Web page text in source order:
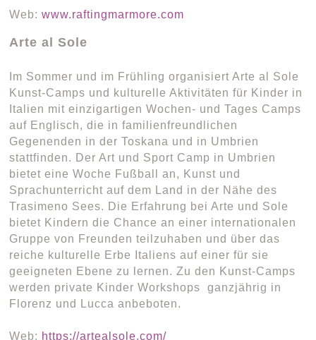
Web:www.raftingmarmore.com
Arte al Sole
Im Sommer und im Frühling organisiert Arte al Sole
Kunst-Camps und kulturelle Aktivitäten für Kinder in
Italien mit einzigartigen Wochen- und Tages Camps
auf Englisch, die in familienfreundlichen
Gegenenden in der Toskana und in Umbrien
stattfinden. Der Art und Sport Camp in Umbrien
bietet eine Woche Fußball an, Kunst und
Sprachunterricht auf dem Land in der Nähe des
Trasimeno Sees. Die Erfahrung bei Arte und Sole
bietet Kindern die Chance an einer internationalen
Gruppe von Freunden teilzuhaben und über das
reiche kulturelle Erbe Italiens auf einer für sie
geeigneten Ebene zu lernen. Zu den Kunst-Camps
werden private Kinder Workshops ganzjährig in
Florenz und Lucca anbeboten.
Web: https://artealsole.com/